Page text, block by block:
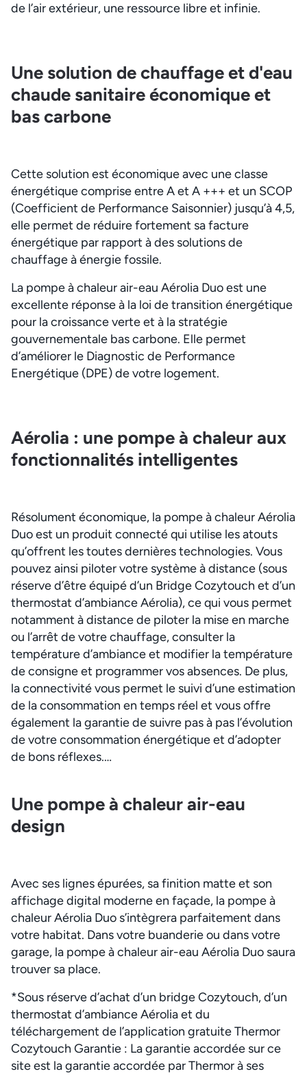
de l’air extérieur, une ressource libre et infinie.
Une solution de chauffage et d'eau
chaude sanitaire économique et
bas carbone
Cette solution est économique avec une classe
énergétique comprise entre A et A +++ et un SCOP
(Coefficient de Performance Saisonnier) jusqu’à 4,5,
elle permet de réduire fortement sa facture
énergétique par rapport à des solutions de
chauffage à énergie fossile.
La pompe à chaleur air-eau Aérolia Duo est une
excellente réponse à la loi de transition énergétique
pour la croissance verte et à la stratégie
gouvernementale bas carbone. Elle permet
d’améliorer le Diagnostic de Performance
Energétique (DPE) de votre logement.
Aérolia : une pompe à chaleur aux
fonctionnalités intelligentes
Résolument économique, la pompe à chaleur Aérolia
Duo est un produit connecté qui utilise les atouts
qu’offrent les toutes dernières technologies. Vous
pouvez ainsi piloter votre système à distance (sous
réserve d’être équipé d’un Bridge Cozytouch et d’un
thermostat d’ambiance Aérolia), ce qui vous permet
notamment à distance de piloter la mise en marche
ou l’arrêt de votre chauffage, consulter la
température d’ambiance et modifier la température
de consigne et programmer vos absences. De plus,
la connectivité vous permet le suivi d’une estimation
de la consommation en temps réel et vous offre
également la garantie de suivre pas à pas l’évolution
de votre consommation énergétique et d’adopter
de bons réflexes.
Une pompe à chaleur air-eau
design
Avec ses lignes épurées, sa finition matte et son
affichage digital moderne en façade, la pompe à
chaleur Aérolia Duo s’intègrera parfaitement dans
votre habitat. Dans votre buanderie ou dans votre
garage, la pompe à chaleur air-eau Aérolia Duo saura
trouver sa place.
*Sous réserve d’achat d’un bridge Cozytouch, d’un
thermostat d’ambiance Aérolia et du
téléchargement de l’application gratuite Thermor
Cozytouch Garantie : La garantie accordée sur ce
site est la garantie accordée par Thermor à ses